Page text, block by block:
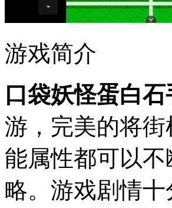
游戏简介
口袋妖怪蛋白
游，完美的将
能属性都可以
略。游戏剧情